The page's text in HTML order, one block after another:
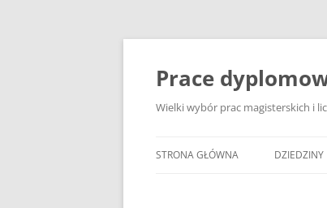
Przejdź
Prace
Wielki wybór prac magisterskich i
STRONA GŁÓWNA DZIEDZINY